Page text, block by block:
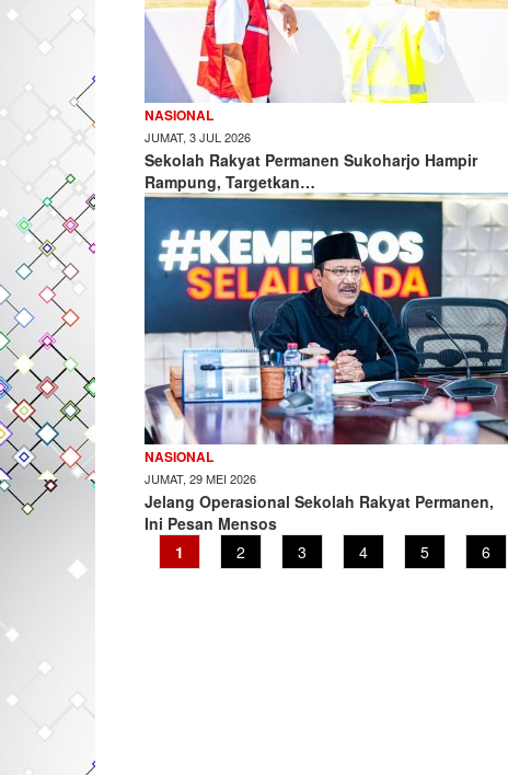
NASIONAL
JUMAT, 3 JUL 2026
Sekolah Rakyat Permanen Sukoharjo Hampir
Rampung, Targetkan…
NASIONAL
JUMAT, 29 MEI 2026
Jelang Operasional Sekolah Rakyat Permanen,
Ini Pesan Mensos
Current
page
1 Page
2 Page
3 Page
4 Page
5 Page
6